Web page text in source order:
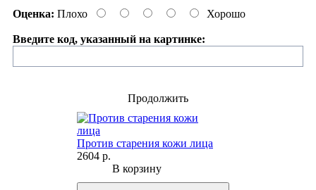
Оценка: Плохо Хорошо
Введите код, указанный на картинке:
Продолжить
Против старения кожи лица
2604 р.
В корзину